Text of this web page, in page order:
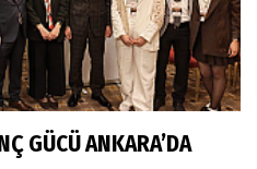
GÜCÜ ANKARA’DA